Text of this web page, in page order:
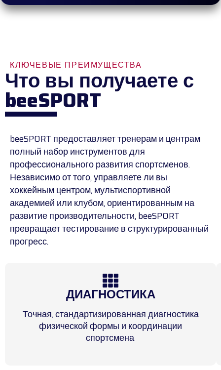
КЛЮЧЕВЫЕ ПРЕИМУЩЕСТВА
Что вы получаете с
beeSPORT
beeSPORT предоставляет тренерам и центрам
полный набор инструментов для
профессионального развития спортсменов.
Независимо от того, управляете ли вы
хоккейным центром, мультиспортивной
академией или клубом, ориентированным на
развитие производительности, beeSPORT
превращает тестирование в структурированный
прогресс.
ДИАГНОСТИКА
Точная, стандартизированная диагностика
физической формы и координации
спортсмена.